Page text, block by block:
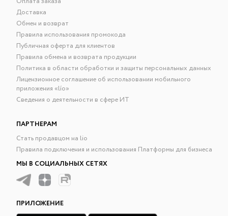
Доставка
Обмен и возврат
Правила использования промокода
Публичная оферта для клиентов
Правила обмена и возврата продукции
Политика в области обработки и защиты персональных данных
Лицензионное соглашение об использовании мобильного
приложения «lío»
Сведения о деятельности в сфере ИТ
ПАРТНЕРАМ
Стать продавцом на lio
Правила подключения и использования Платформы для бизнеса
МЫ В СОЦИАЛЬНЫХ СЕТЯХ
ПРИЛОЖЕНИЕ